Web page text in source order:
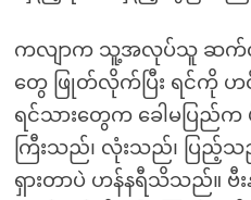
ကလျာက သူ့အလုပ်သူ ဆက်
တွေ ဖြုတ်လိုက်ပြီး ရင်ကို
ရင်သားတွေက ခေါမပြည်က
ကြီးသည်၊ လုံးသည်၊ ပြ
ရှားတာပဲ ဟန်နရီသိသည်။